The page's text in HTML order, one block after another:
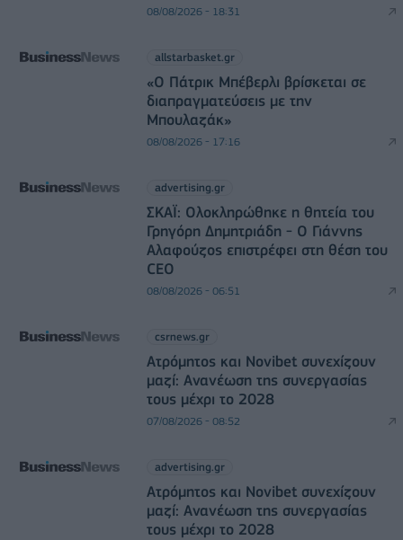
08/08/2026 - 18:31
allstarbasket.gr
«Ο Πάτρικ Μπέβερλι βρίσκεται σε
διαπραγματεύσεις με την
Μπουλαζάκ»
08/08/2026 - 17:16
advertising.gr
ΣΚΑΪ: Ολοκληρώθηκε η θητεία του
Γρηγόρη Δημητριάδη - Ο Γιάννης
Αλαφούζος επιστρέφει στη θέση του
CEO
08/08/2026 - 06:51
csrnews.gr
Ατρόμητος και Novibet συνεχίζουν
μαζί: Ανανέωση της συνεργασίας
τους μέχρι το 2028
07/08/2026 - 08:52
advertising.gr
Ατρόμητος και Novibet συνεχίζουν
μαζί: Ανανέωση της συνεργασίας
τους μέχρι το 2028